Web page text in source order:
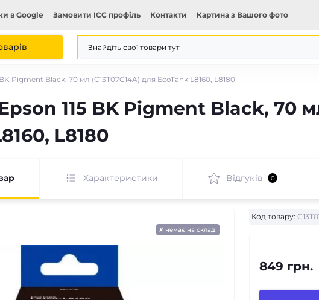
в Google Замовити ICC профіль Контакти Картина з Вашого фото
Pigment Black, 70 мл (C13T07C14A) для EcoTank L8160, L8180
115 BK Pigment Black, 70
L8180
Характеристики Відгуків 0
✘ немає на складі
Код товару:
849 грн.